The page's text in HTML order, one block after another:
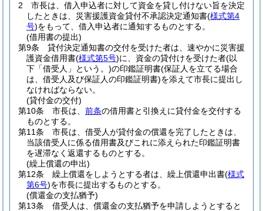
2
市長は、借入申込者に対して資金を貸し付けない旨を決定
したときは、災害援護資金貸付不承認決定通知書(様式第4
号)をもって、借入申込者に通知するものとする。
(借用書の提出)
第9条
貸付決定通知書の交付を受けた者は、速やかに災害援
護資金借用書(様式第5号)に、資金の貸付けを受けた者(以
下「借受人」という。)の印鑑証明書(保証人を立てる場合
は、借受人及び保証人の印鑑証明書)を添えて市長に提出し
なければならない。
(貸付金の交付)
第10条
市長は、 前条の借用書と引換えに貸付金を交付する
ものとする。
第11条
市長は、借受人が貸付金の償還を完了したときは、
当該借受人に係る借用書及びこれに添えられた印鑑証明書
を遅滞なく返還するものとする。
(繰上償還の申出)
第12条
繰上償還をしようとする者は、繰上償還申出書(様式
第6号)を市長に提出するものとする。
(償還金の支払猶予)
第13条
借受人は、償還金の支払猶予を申請しようとすると